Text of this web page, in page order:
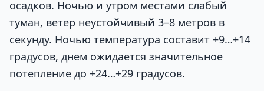
осадков. Ночью и утром местами слабый
туман, ветер неустойчивый 3–8 метров в
секунду. Ночью температура составит +9…+14
градусов, днем ожидается значительное
потепление до +24…+29 градусов.